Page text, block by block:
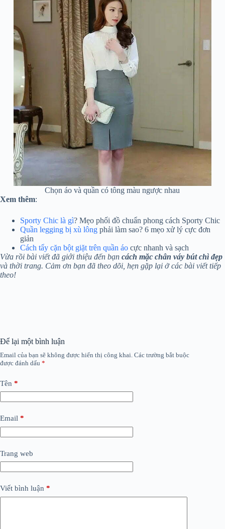
Chọn áo và quần có tông màu ngược nhau
Xem thêm:
Sporty Chic là gì? Mẹo phối đồ chuẩn phong cách Sporty Chic
Quần legging bị xù lông phải làm sao? 6 mẹo xử lý cực đơn
giản
Cách tẩy cặn bột giặt trên quần áo cực nhanh và sạch
Vừa rồi bài viết đã giới thiệu đến bạn cách mặc chân váy bút chì đẹp
và thời trang. Cảm ơn bạn đã theo dõi, hẹn gặp lại ở các bài viết tiếp
theo!
Để lại một bình luận
Email của bạn sẽ không được hiển thị công khai. Các trường bắt buộc
được đánh dấu *
Tên *
Email *
Trang web
Viết bình luận *